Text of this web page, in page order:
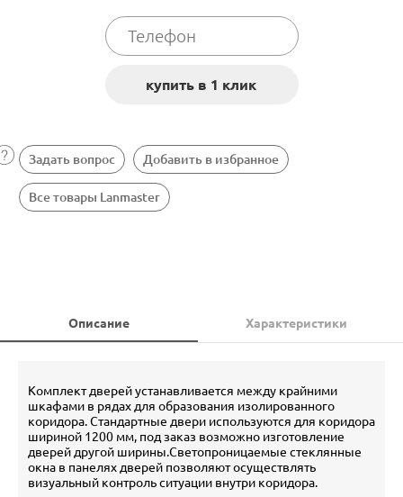
Задать вопрос Добавить в избранное
Все товары Lanmaster
Описание Характеристики
Комплект дверей устанавливается между крайними
шкафами в рядах для образования изолированного
коридора. Стандартные двери используются для коридора
шириной 1200 мм, под заказ возможно изготовление
дверей другой ширины.Светопроницаемые стеклянные
окна в панелях дверей позволяют осуществлять
визуальный контроль ситуации внутри коридора.